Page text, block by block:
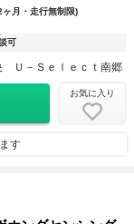
ヶ月・走行無制限)
可
Ｕ－Ｓｅｌｅｃｔ南郷
お気に入り
す